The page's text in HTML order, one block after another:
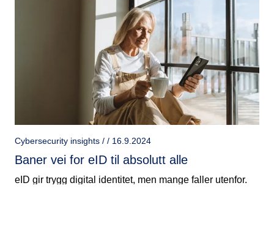
Cybersecurity insights / / 16.9.2024
Baner vei for eID til absolutt alle
eID gir trygg digital identitet, men mange faller utenfor.